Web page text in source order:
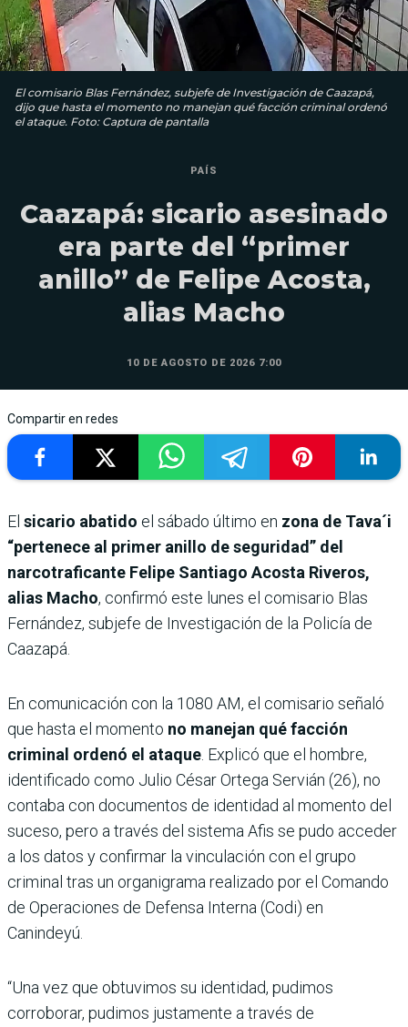
El comisario Blas Fernández, subjefe de Investigación de Caazapá,
dijo que hasta el momento no manejan qué facción criminal ordenó
el ataque. Foto: Captura de pantalla
PAÍS
Caazapá: sicario asesinado
era parte del “primer
anillo” de Felipe Acosta,
alias Macho
10 DE AGOSTO DE 2026 7:00
Compartir en redes
El sicario abatido el sábado último en zona de Tava´i
“pertenece al primer anillo de seguridad” del
narcotraficante Felipe Santiago Acosta Riveros,
alias Macho, confirmó este lunes el comisario Blas
Fernández, subjefe de Investigación de la Policía de
Caazapá.
En comunicación con la 1080 AM, el comisario señaló
que hasta el momento no manejan qué facción
criminal ordenó el ataque . Explicó que el hombre,
identificado como Julio César Ortega Servián (26), no
contaba con documentos de identidad al momento del
suceso, pero a través del sistema Afis se pudo acceder
a los datos y confirmar la vinculación con el grupo
criminal tras un organigrama realizado por el Comando
de Operaciones de Defensa Interna (Codi) en
Canindeyú.
“Una vez que obtuvimos su identidad, pudimos
corroborar, pudimos justamente a través de